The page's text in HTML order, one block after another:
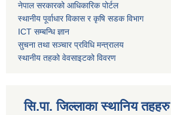
नेपाल सरकारको आधिकारिक पोर्टल
स्थानीय पूर्वाधार विकास र कृषि सडक विभाग
ICT सम्बन्धि ज्ञान
सुचना तथा सञ्चार प्रविधि मन्त्रालय
स्थानीय तहको वेवसाइटको विवरण
सि.पा. जिल्लाका स्थानिय तहहरु